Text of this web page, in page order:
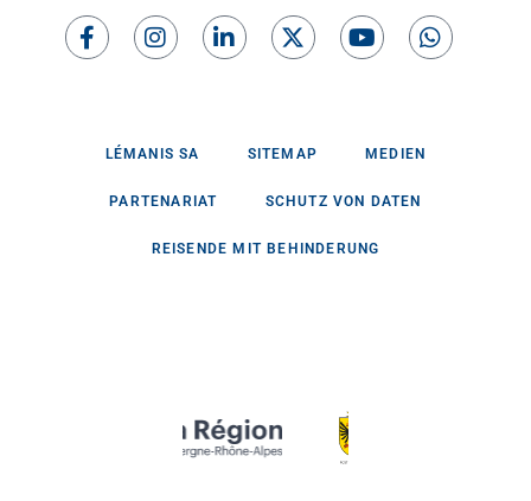
LÉMANIS SA SITEMAP MEDIEN
PARTENARIAT SCHUTZ VON DATEN
REISENDE MIT BEHINDERUNG